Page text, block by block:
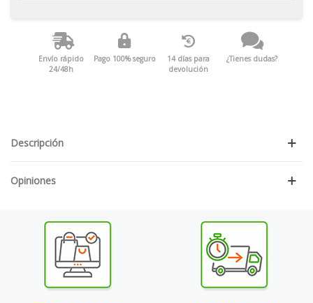
Envío rápido
24/48h
Pago 100% seguro
14 días para
devolución
¿Tienes dudas?
Descripción
Opiniones